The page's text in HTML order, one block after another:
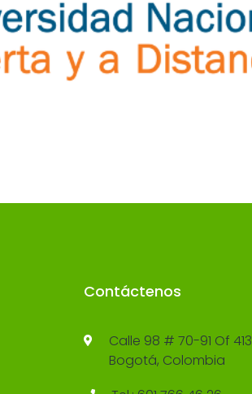
Contáctenos
Calle 98 # 70-91 Of 413
Bogotá, Colombia